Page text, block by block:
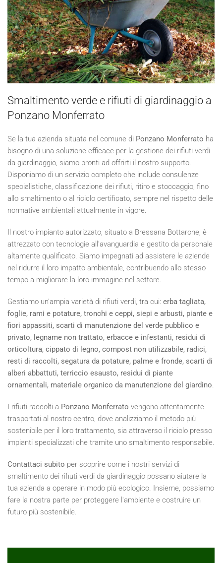
Smaltimento verde e rifiuti di giardinaggio a
Ponzano Monferrato
Se la tua azienda situata nel comune di Ponzano Monferrato ha
bisogno di una soluzione efficace per la gestione dei rifiuti verdi
da giardinaggio, siamo pronti ad offrirti il nostro supporto.
Disponiamo di un servizio completo che include consulenze
specialistiche, classificazione dei rifiuti, ritiro e stoccaggio, fino
allo smaltimento o al riciclo certificato, sempre nel rispetto delle
normative ambientali attualmente in vigore.
Il nostro impianto autorizzato, situato a Bressana Bottarone, è
attrezzato con tecnologie all'avanguardia e gestito da personale
altamente qualificato. Siamo impegnati ad assistere le aziende
nel ridurre il loro impatto ambientale, contribuendo allo stesso
tempo a migliorare la loro immagine nel settore.
Gestiamo un'ampia varietà di rifiuti verdi, tra cui: erba tagliata,
foglie, rami e potature, tronchi e ceppi, siepi e arbusti, piante e
fiori appassiti, scarti di manutenzione del verde pubblico e
privato, legname non trattato, erbacce e infestanti, residui di
orticoltura, cippato di legno, compost non utilizzabile, radici,
resti di raccolti, segatura da potature, palme e fronde, scarti di
alberi abbattuti, terriccio esausto, residui di piante
ornamentali, materiale organico da manutenzione del giardino.
I rifiuti raccolti a Ponzano Monferrato vengono attentamente
trasportati al nostro centro, dove analizziamo il metodo più
sostenibile per il loro trattamento, sia attraverso il riciclo presso
impianti specializzati che tramite uno smaltimento responsabile.
Contattaci subito per scoprire come i nostri servizi di
smaltimento dei rifiuti verdi da giardinaggio possano aiutare la
tua azienda a operare in modo più ecologico. Insieme, possiamo
fare la nostra parte per proteggere l'ambiente e costruire un
futuro più sostenibile.